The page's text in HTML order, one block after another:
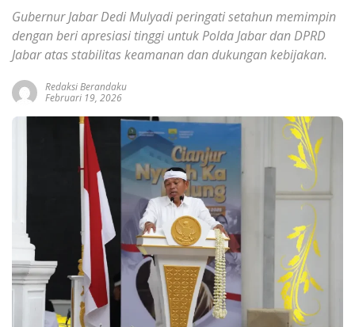
Gubernur Jabar Dedi Mulyadi peringati setahun memimpin
dengan beri apresiasi tinggi untuk Polda Jabar dan DPRD
Jabar atas stabilitas keamanan dan dukungan kebijakan.
Redaksi Berandaku
Februari 19, 2026